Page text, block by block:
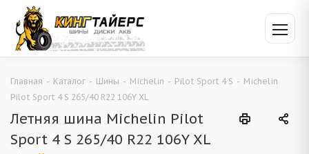
Главная - Каталог - Шины - Michelin - Pilot Sport 4 S - Michelin
Pilot Sport 4 S 265/40 R22 106Y XL
Летняя шина Michelin Pilot
Sport 4 S 265/40 R22 106Y XL